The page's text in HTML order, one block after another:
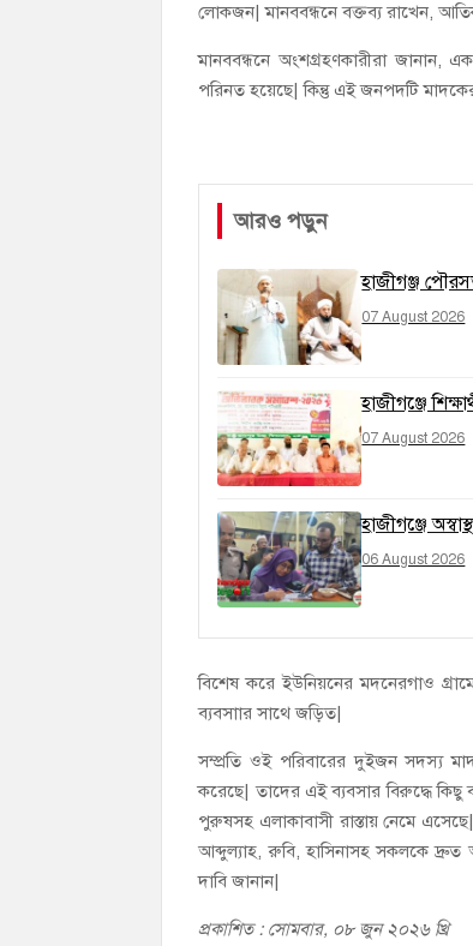
লোকজন| মানববন্ধনে বক্তব্য রাখেন,
মানববন্ধনে অংশগ্রহণকারীরা জানান,
পরিনত হয়েছে| কিন্তু এই জনপদটি
আরও পড়ুন
হাজীগঞ্জ
07 August 2026
হাজীগঞ্জে
07 August 2026
হাজীগঞ্জে
06 August 2026
বিশেষ করে ইউনিয়নের মদনেরগাও
ব্যবসাার সাথে জড়িত|
সম্প্রতি ওই পরিবারের দুইজন সদস্য
করেছে| তাদের এই ব্যবসার বিরুদ্ধে
পুরুষসহ এলাকাবাসী রাস্তায় নেমে
আব্দুল্যাহ, রুবি, হাসিনাসহ সকলকে
দাবি জানান|
প্রকাশিত : সোমবার, ০৮ জুন ২০২৬ খ্রি